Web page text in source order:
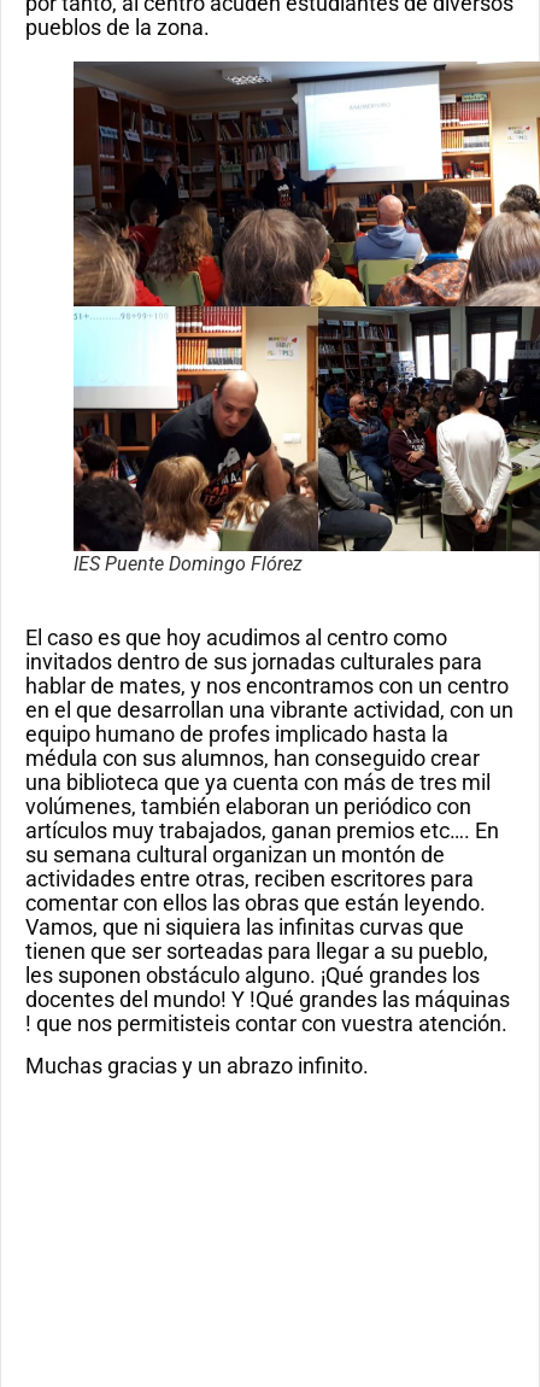
pueblos de la zona.
IES Puente Domingo Flórez
El caso es que hoy acudimos al centro como
invitados dentro de sus jornadas culturales para
hablar de mates, y nos encontramos con un centro
en el que desarrollan una vibrante actividad, con un
equipo humano de profes implicado hasta la
médula con sus alumnos, han conseguido crear
una biblioteca que ya cuenta con más de tres mil
volúmenes, también elaboran un periódico con
artículos muy trabajados, ganan premios etc…. En
su semana cultural organizan un montón de
actividades entre otras, reciben escritores para
comentar con ellos las obras que están leyendo.
Vamos, que ni siquiera las infinitas curvas que
tienen que ser sorteadas para llegar a su pueblo,
les suponen obstáculo alguno. ¡Qué grandes los
docentes del mundo! Y !Qué grandes las máquinas
! que nos permitisteis contar con vuestra atención.
Muchas gracias y un abrazo infinito.